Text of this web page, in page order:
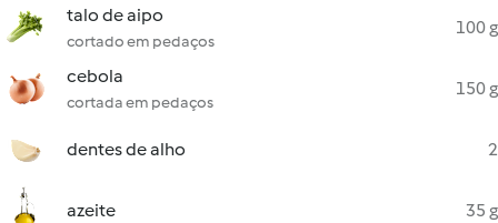
talo de aipo
cortado em pedaços
100 g
cebola
cortada em pedaços
150 g
dentes de alho 2
azeite 35 g